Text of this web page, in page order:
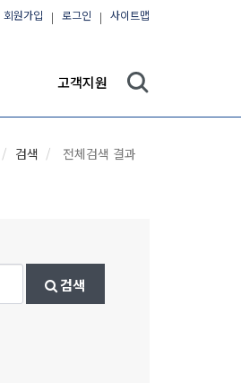
회원가입 로그인 사이트맵
고객지원
검색 전체검색 결과
검색